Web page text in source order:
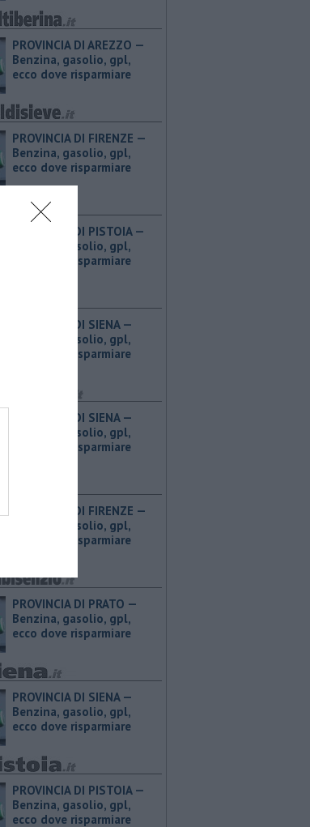
PROVINCIA DI AREZZO — ​
Benzina, gasolio, gpl,
ecco dove risparmiare
PROVINCIA DI FIRENZE — ​
Benzina, gasolio, gpl,
ecco dove risparmiare
PROVINCIA DI PISTOIA — ​
Benzina, gasolio, gpl,
ecco dove risparmiare
PROVINCIA DI SIENA — ​
Benzina, gasolio, gpl,
ecco dove risparmiare
PROVINCIA DI SIENA — ​
Benzina, gasolio, gpl,
ecco dove risparmiare
PROVINCIA DI FIRENZE — ​
Benzina, gasolio, gpl,
ecco dove risparmiare
PROVINCIA DI PRATO — ​
Benzina, gasolio, gpl,
ecco dove risparmiare
PROVINCIA DI SIENA — ​
Benzina, gasolio, gpl,
ecco dove risparmiare
PROVINCIA DI PISTOIA — ​
Benzina, gasolio, gpl,
ecco dove risparmiare